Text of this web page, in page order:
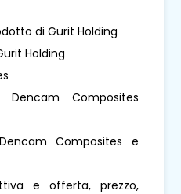
di Gurit Holding
Holding
Dencam Composites
Composites e
e offerta, prezzo,